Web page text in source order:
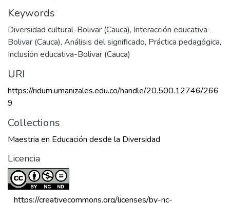
Keywords
Diversidad cultural-Bolivar (Cauca), Interacción educativa-
Bolivar (Cauca), Análisis del significado, Práctica pedagógica,
Inclusión educativa-Bolivar (Cauca)
URI
https://ridum.umanizales.edu.co/handle/20.500.12746/266
9
Collections
Maestria en Educación desde la Diversidad
Licencia
https://creativecommons.org/licenses/by-nc-